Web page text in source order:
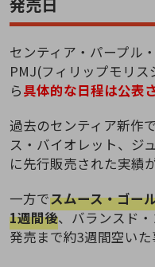
センティア・パープル
PMJ(フィリップモリ
ら具体的な日程は公表
過去のセンティア新作
ス・バイオレット、ジ
に先行販売された実績
一方でスムース・ゴー
1週間後、バランスド
発売まで約3週間空いた